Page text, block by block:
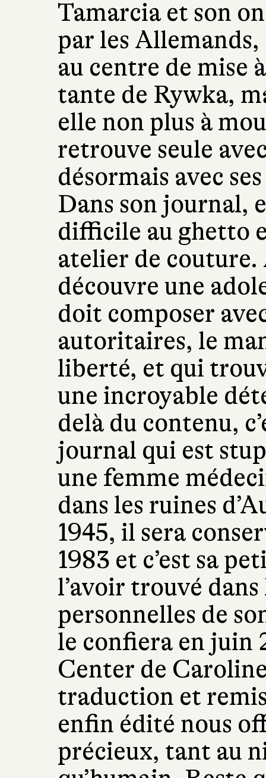
Tamarcia et son
par les
au centre de mise
tante de Rywka,
elle non plus à
retrouve seule
désormais avec
Dans son journal,
difficile au ghetto
atelier de couture.
découvre une
doit composer
autoritaires, le
liberté, et qui
une incroyable
delà du contenu,
journal qui est
une femme
dans les ruines
1945, il sera
1983 et c’est sa
l’avoir trouvé
personnelles de
le confiera en juin
Center de
traduction et
enfin édité nous
précieux, tant au